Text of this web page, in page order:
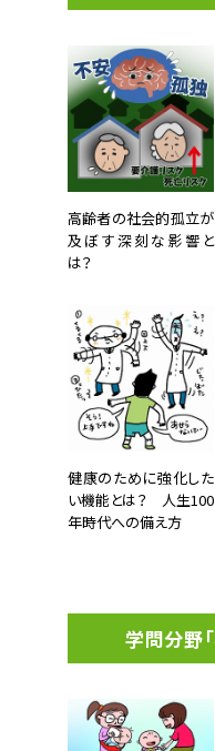
高齢者の社会的孤立が
及ぼす深刻な影響と
は？
健康のために強化した
い機能とは？ 人生100
年時代への備え方
学問分野